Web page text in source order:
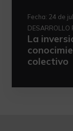
Fecha: 24 de
DESARROLLO
La
colectivo